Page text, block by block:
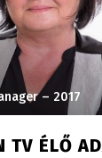
– 2017
TV ÉLŐ